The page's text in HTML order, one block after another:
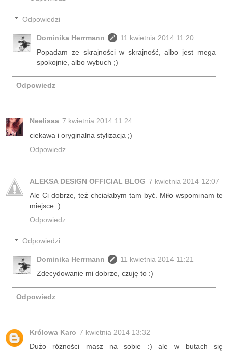
Odpowiedzi
Dominika Herrmann
11 kwietnia 2014 11:20
Popadam ze skrajności w skrajność, albo jest mega
spokojnie, albo wybuch ;)
Odpowiedz
Neelisaa 7 kwietnia 2014 11:24
ciekawa i oryginalna stylizacja ;)
Odpowiedz
ALEKSA DESIGN OFFICIAL BLOG 7 kwietnia 2014 12:07
Ale Ci dobrze, też chciałabym tam być. Miło wspominam te
miejsce :)
Odpowiedz
Odpowiedzi
Dominika Herrmann
11 kwietnia 2014 11:21
Zdecydowanie mi dobrze, czuję to :)
Odpowiedz
Królowa Karo 7 kwietnia 2014 13:32
Dużo różności masz na sobie :) ale w butach się